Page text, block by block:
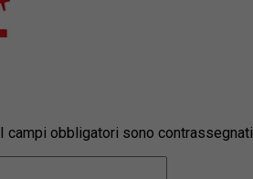
I campi obbligatori sono contrassegnati